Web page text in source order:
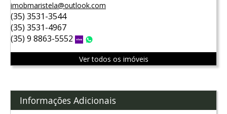
imobmaristela@outlook.com
(35) 3531-3544
(35) 3531-4967
(35) 9 8863-5552
Vivo
Ver todos os imóveis
Informações Adicionais